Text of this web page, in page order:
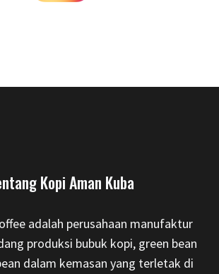
Kopi Aman Kuba
adalah perusahaan manufaktur
produksi bubuk kopi, green bean
dalam kemasan yang terletak di